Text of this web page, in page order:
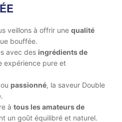
veillons à offrir une qualité
bouffée.
avec des ingrédients de
expérience pure et
ou passionné, la saveur Double
à tous les amateurs de
un goût équilibré et naturel.